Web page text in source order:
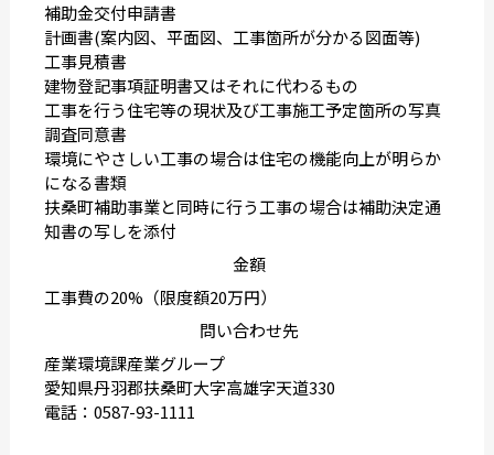
補助金交付申請書
計画書(案内図、平面図、工事箇所が分かる図面等)
工事見積書
建物登記事項証明書又はそれに代わるもの
工事を行う住宅等の現状及び工事施工予定箇所の写真
調査同意書
環境にやさしい工事の場合は住宅の機能向上が明らか
になる書類
扶桑町補助事業と同時に行う工事の場合は補助決定通
知書の写しを添付
金額
工事費の20%（限度額20万円）
問い合わせ先
産業環境課産業グループ
愛知県丹羽郡扶桑町大字高雄字天道330
電話：0587-93-1111